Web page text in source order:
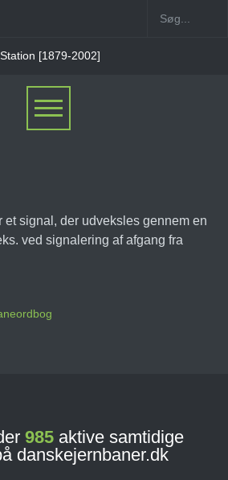
[1879-2002]
et signal, der udveksles gennem en
ved signalering af afgang fra
985aktive samtidige
danskejernbaner.dk